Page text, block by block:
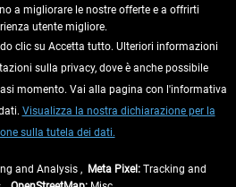
a migliorare le nostre offerte e a offrirti
utente migliore.
clic su Accetta tutto. Ulteriori informazioni
sulla privacy, dove è anche possibile
momento. Vai alla pagina con l'informativa
Visualizza la nostra dichiarazione per la
sulla tutela dei dati.
and Analysis , Meta Pixel: Tracking and